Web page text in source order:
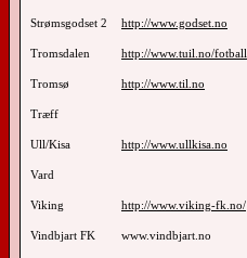
Strømsgodset 2 http://www.godset.no
Tromsdalen http://www.tuil.no/fotball
Tromsø http://www.til.no
Træff
Ull/Kisa http://www.ullkisa.no
Vard
Viking http://www.viking-fk.no/
Vindbjart FK www.vindbjart.no